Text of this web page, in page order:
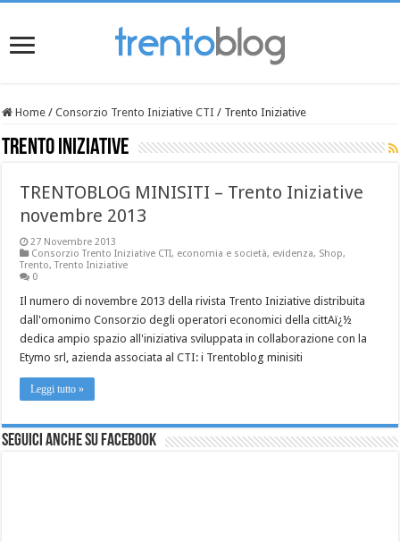
Home / Consorzio Trento Iniziative CTI / Trento Iniziative
Trento Iniziative
TRENTOBLOG MINISITI – Trento Iniziative
novembre 2013
27 Novembre 2013
Consorzio Trento Iniziative CTI, economia e società, evidenza, Shop,
Trento,Trento Iniziative
0
Il numero di novembre 2013 della rivista Trento Iniziative distribuita
dall'omonimo Consorzio degli operatori economici della cittAï¿½
dedica ampio spazio all'iniziativa sviluppata in collaborazione con la
Etymo srl, azienda associata al CTI: i Trentoblog minisiti
Leggi tutto »
Seguici anche su Facebook